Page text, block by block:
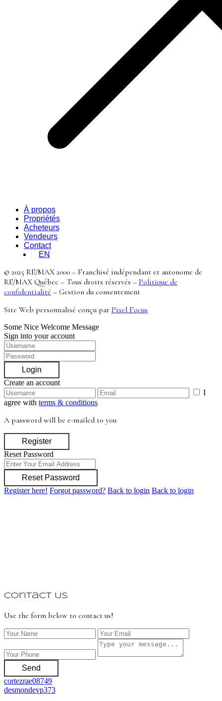
À propos
Propriétés
Acheteurs
Vendeurs
Contact
EN
© 2025 RE/MAX 2000 – Franchisé indépendant et autonome de
RE/MAX Québec – Tous droits réservés – Politique de
confidentialité – Gestion du consentement
Site Web personnalisé conçu par Pixel Focus
Some Nice Welcome Message
Sign into your account
Login
Create an account
I
agree with terms & conditions
A password will be e-mailed to you
Register
Reset Password
Reset Password
Register here! Forgot password? Back to login Back to login
Contact Us
Use the form below to contact us!
Send
cortezrae08749
desmondevp373